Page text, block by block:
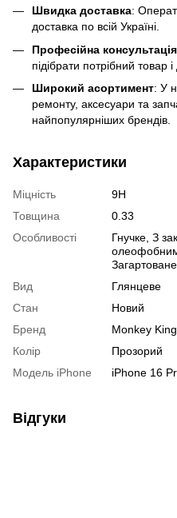
Швидка доставка:
доставка по всій Україні.
Професійна консультація
підібрати потрібний товар
Широкий асортимент: У
ремонту, аксесуари та
найпопулярніших брендів.
Характеристики
Міцність
9H
Товщина
0.33
Особливості
Гнучке З
Загартоване
Вид
Глянцеве
Стан
Новий
Бренд
Monkey King
Колір
Прозорий
Модель iPhone
iPhone 16
Відгуки